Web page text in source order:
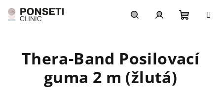
na
obsah
košík
Thera-Band Posilovací
guma 2 m (žlutá)